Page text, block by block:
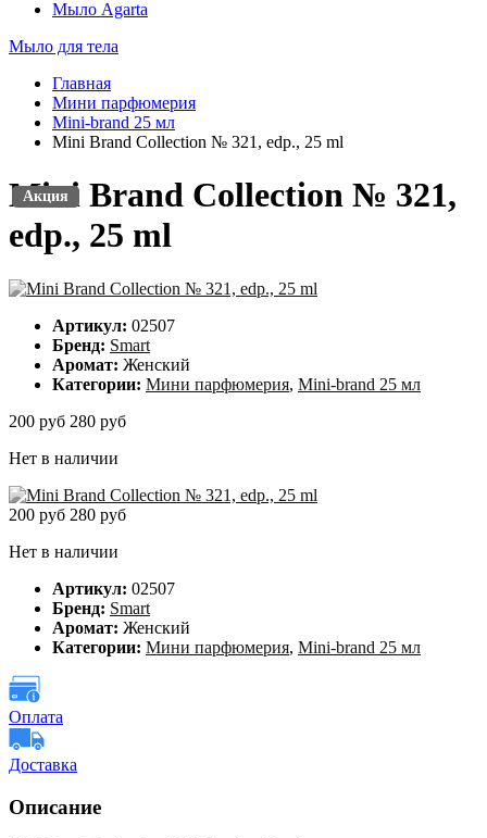
Мыло Agarta
Мыло для тела
Главная
Мини парфюмерия
Mini-brand 25 мл
Mini Brand Collection № 321, edp., 25 ml
Mini Brand Collection № 321,
edp., 25 ml
Акция
Артикул: 02507
Бренд: Smart
Аромат: Женский
Категории: Мини парфюмерия, Mini-brand 25 мл
200 руб 280 руб
Нет в наличии
Акция
200 руб 280 руб
Нет в наличии
Артикул: 02507
Бренд: Smart
Аромат: Женский
Категории: Мини парфюмерия, Mini-brand 25 мл
Оплата
Доставка
Описание